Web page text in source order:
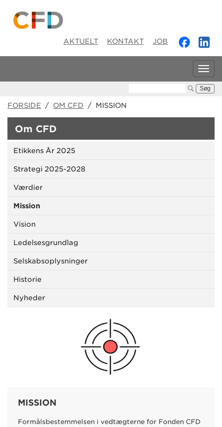
AKTUELT KONTAKT JOB
FORSIDE / OM CFD / MISSION
Om CFD
Etikkens År 2025
Strategi 2025-2028
Værdier
Mission
Vision
Ledelsesgrundlag
Selskabsoplysninger
Historie
Nyheder
MISSION
Formålsbestemmelsen i vedtægterne for Fonden CFD